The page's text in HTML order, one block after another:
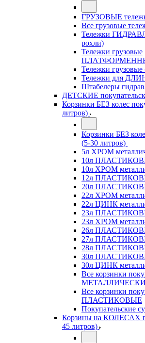
ГРУЗОВЫЕ
Все грузовые
Тележки
рохли)
Тележки грузовые
Тележки
Тележки для
Штабелеры
ДЕТСКИЕ
Корзинки БЕЗ колес
литров)
Корзинки БЕЗ
(5-30 литров)
5л ХРОМ
10л
10л ХРОМ
12л
20л
22л ХРОМ
22л ЦИНК
23л
23л ХРОМ
26л
27л
28л
30л
30л ЦИНК
Все корзинки
Все корзинки
ПЛАСТИКОВЫЕ
Покупательские
Корзины на КОЛЕСАХ
45 литров)